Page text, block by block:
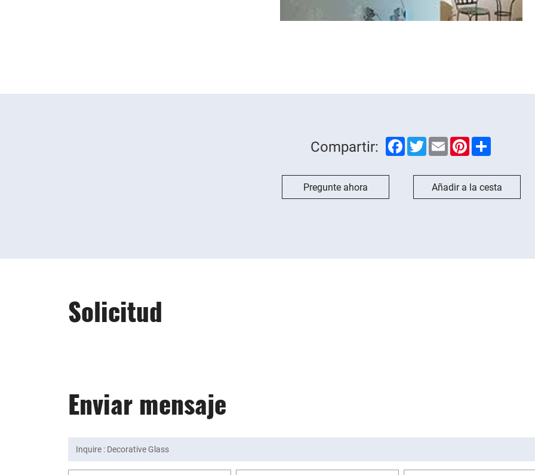
Compartir: FacebookTwitterEmail Pinterest
Pregunte ahora Añadir a la cesta
Solicitud
Enviar mensaje